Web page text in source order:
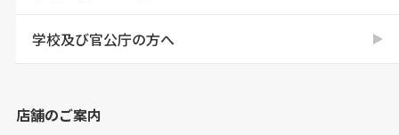
学校及び官公庁の方へ
店舗のご案内